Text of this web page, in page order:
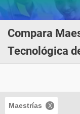
Compara
Tecnológica
Maestrías